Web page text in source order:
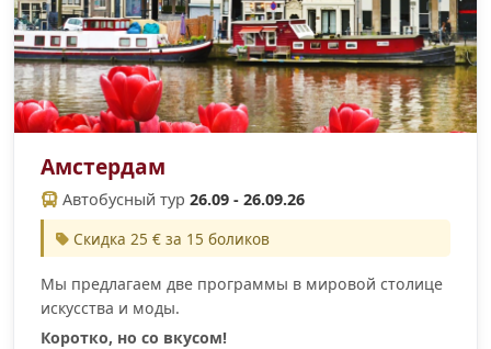
Амстердам
Автобусный тур 26.09 - 26.09.26
Скидка 25 € за 15 боликов
Мы предлагаем две программы в мировой столице
искусства и моды.
Коротко, но со вкусом!